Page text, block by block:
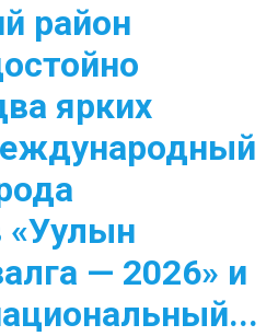
район
ярких
«Уулын
— 2026» и